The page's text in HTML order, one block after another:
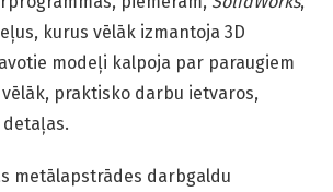
kurus vēlāk izmantoja 3D
modeļi kalpoja par paraugiem
vēlāk, praktisko darbu ietvaros,
metālapstrādes darbgaldu